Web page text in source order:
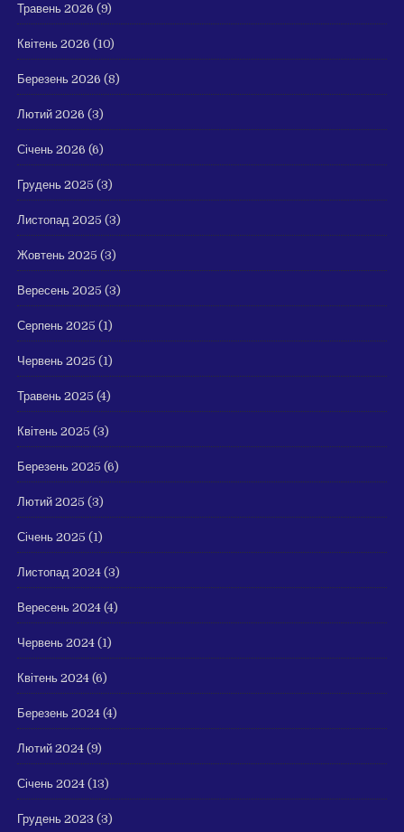
Травень 2026 (9)
Квітень 2026 (10)
Березень 2026 (8)
Лютий 2026 (3)
Січень 2026 (6)
Грудень 2025 (3)
Листопад 2025 (3)
Жовтень 2025 (3)
Вересень 2025 (3)
Серпень 2025 (1)
Червень 2025 (1)
Травень 2025 (4)
Квітень 2025 (3)
Березень 2025 (6)
Лютий 2025 (3)
Січень 2025 (1)
Листопад 2024 (3)
Вересень 2024 (4)
Червень 2024 (1)
Квітень 2024 (6)
Березень 2024 (4)
Лютий 2024 (9)
Січень 2024 (13)
Грудень 2023 (3)